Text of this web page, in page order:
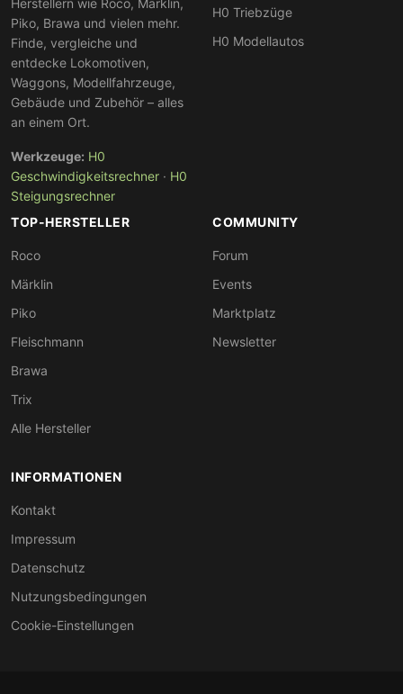
Herstellern wie Roco, Märklin,
Piko, Brawa und vielen mehr.
Finde, vergleiche und
entdecke Lokomotiven,
Waggons, Modellfahrzeuge,
Gebäude und Zubehör – alles
an einem Ort.
Werkzeuge: H0
Geschwindigkeitsrechner · H0
Steigungsrechner
H0 Triebzüge
H0 Modellautos
TOP-HERSTELLER
Roco
Märklin
Piko
Fleischmann
Brawa
Trix
Alle Hersteller
COMMUNITY
Forum
Events
Marktplatz
Newsletter
INFORMATIONEN
Kontakt
Impressum
Datenschutz
Nutzungsbedingungen
Cookie-Einstellungen